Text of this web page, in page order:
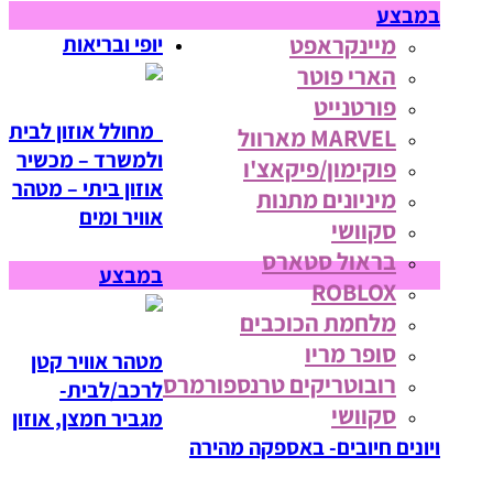
במבצע
מיינקראפט
הארי פוטר
פורטנייט
MARVEL מארוול
פוקימון/פיקאצ'ו
מיניונים מתנות
סקוושי
בראול סטארס
ROBLOX
מלחמת הכוכבים
סופר מריו
רובוטריקים טרנספורמרס
סקוושי
יופי ובריאות
מחולל אוזון לבית
ולמשרד – מכשיר
אוזון ביתי – מטהר
אוויר ומים
במבצע
מטהר אוויר קטן
לרכב/לבית-
מגביר חמצן, אוזון
ויונים חיובים- באספקה מהירה